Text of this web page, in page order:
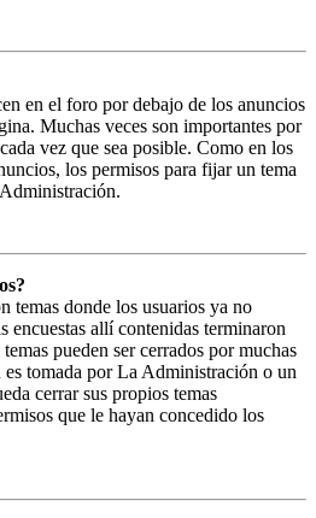
en el foro por debajo de los anuncios
Muchas veces son importantes por
vez que sea posible. Como en los
los permisos para fijar un tema
temas donde los usuarios ya no
encuestas allí contenidas terminaron
pueden ser cerrados por muchas
es tomada por La Administración o un
cerrar sus propios temas
que le hayan concedido los